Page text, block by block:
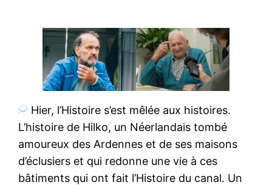
Hier, l’Histoire s’est mêlée aux histoires.
L’histoire de Hilko, un Néerlandais tombé
amoureux des Ardennes et de ses maisons
d’éclusiers et qui redonne une vie à ces
bâtiments qui ont fait l’Histoire du canal. Un